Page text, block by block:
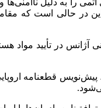
در حالی است که
پیش‌نویس قطعنامه